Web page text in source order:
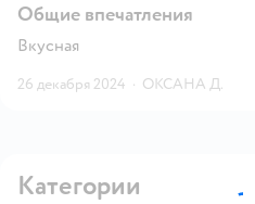
Общие впечатления
Вкусная
26 декабря 2024 · ОКСАНА Д.
Категории